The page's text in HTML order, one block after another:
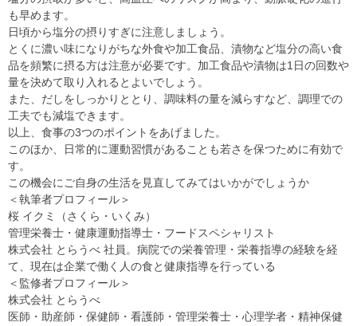
も早めます。
日頃から塩分の摂りすぎに注意しましょう。
とくに濃い味になりがちな外食や加工食品、漬物など塩分の高い食
品を頻繁に摂る方は注意が必要です。加工食品や漬物は1日の回数や
量を決めて取り入れるとよいでしょう。
また、だしをしっかりととり、調味料の量を減らすなど、調理での
工夫でも減塩できます。
以上、食事の3つのポイントをあげました。
このほか、日常的に運動習慣があることも若さを保つために有効で
す。
この機会にご自身の生活を見直してみてはいかがでしょうか
＜執筆者プロフィール＞
桜 イクミ（さくら・いくみ）
管理栄養士・健康運動指導士・フードスペシャリスト
株式会社 とらうべ 社員。病院での栄養管理・栄養指導の経験を経
て、現在は企業で働く人の食と健康指導を行っている
＜監修者プロフィール＞
株式会社 とらうべ
医師・助産師・保健師・看護師・管理栄養士・心理学者・精神保健